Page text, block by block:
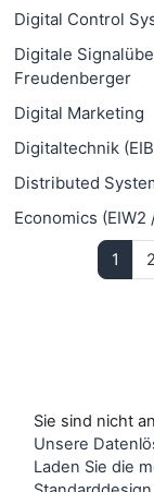
Digital Control
Digitale
Freudenberger
Digital Marketing
Digitaltechnik
Distributed
Economics (EIW2
1 Seite2
Sie sind nicht
Unsere
Laden Sie die